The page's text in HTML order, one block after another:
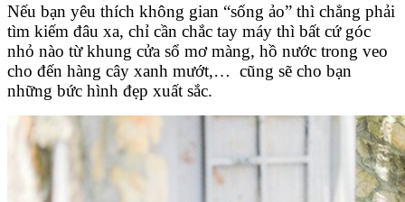
Nếu bạn yêu thích không gian “sống ảo” thì chẳng phải
tìm kiếm đâu xa, chỉ cần chắc tay máy thì bất cứ góc
nhỏ nào từ khung cửa sổ mơ màng, hồ nước trong veo
cho đến hàng cây xanh mướt,… cũng sẽ cho bạn
những bức hình đẹp xuất sắc.